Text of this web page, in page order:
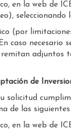
en la web de
seleccionando
(por
caso necesario
remitan adjuntos
de
solicitud
de las siguientes
en la web de